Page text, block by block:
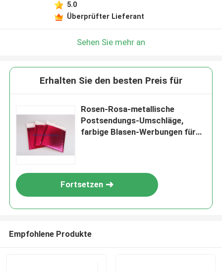
5.0
Überprüfter Lieferant
Sehen Sie mehr an
Erhalten Sie den besten Preis für
Rosen-Rosa-metallische
Postsendungs-Umschläge,
farbige Blasen-Werbungen für
Fortsetzen
Empfohlene Produkte